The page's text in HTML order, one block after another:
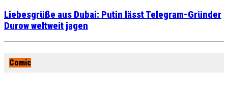
Liebesgrüße aus Dubai: Putin lässt Telegram-Gründer
Durow weltweit jagen
Comic